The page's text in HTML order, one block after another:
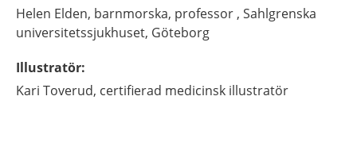
Helen Elden, barnmorska, professor , Sahlgrenska
universitetssjukhuset, Göteborg
Illustratör:
Kari Toverud, certifierad medicinsk illustratör